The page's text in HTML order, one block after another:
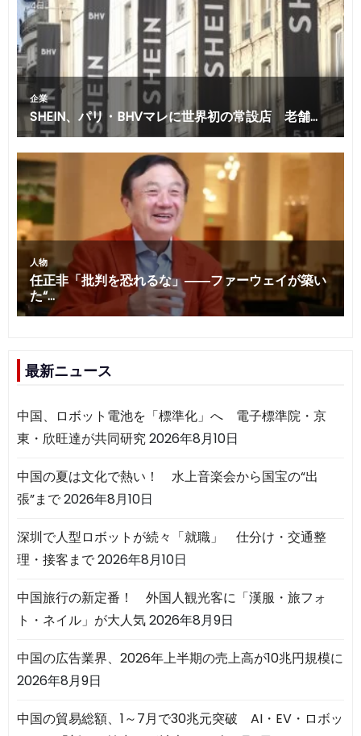
最新ニュース
中国、ロボット電池を「標準化」へ 電子標準院・京
東・欣旺達が共同研究2026年8月10日
中国の夏は文化で熱い！ 水上音楽会から国宝の“出
張”まで2026年8月10日
深圳で人型ロボットが続々「就職」 仕分け・交通整
理・接客まで2026年8月10日
中国旅行の新定番！ 外国人観光客に「漢服・旅フォ
ト・ネイル」が大人気2026年8月9日
中国の広告業界、2026年上半期の売上高が10兆円規模に
2026年8月9日
中国の貿易総額、1～7月で30兆元突破 AI・EV・ロボッ